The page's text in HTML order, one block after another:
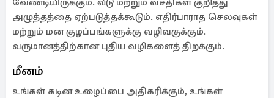
வேண்டியிருக்கும். வீடு மற்றும் வசதிகள் குறித்து
அழுத்தத்தை ஏற்படுத்தக்கூடும். எதிர்பாராத செலவுகள்
மற்றும் மன குழப்பங்களுக்கு வழிவகுக்கும்.
வருமானத்திற்கான புதிய வழிகளைத் திறக்கும்.
மீனம்
உங்கள் கடின உழைப்பை அதிகரிக்கும், உங்கள்